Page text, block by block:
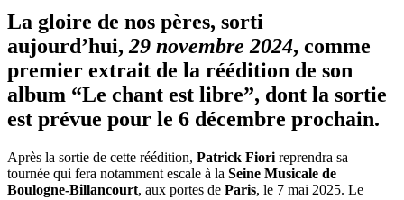
La gloire de nos pères, sorti
aujourd’hui, 29 novembre 2024, comme
premier extrait de la réédition de son
album “Le chant est libre”, dont la sortie
est prévue pour le 6 décembre prochain.
Après la sortie de cette réédition, Patrick Fiori reprendra sa
tournée qui fera notamment escale à la Seine Musicale de
Boulogne-Billancourt, aux portes de Paris, le 7 mai 2025. Le